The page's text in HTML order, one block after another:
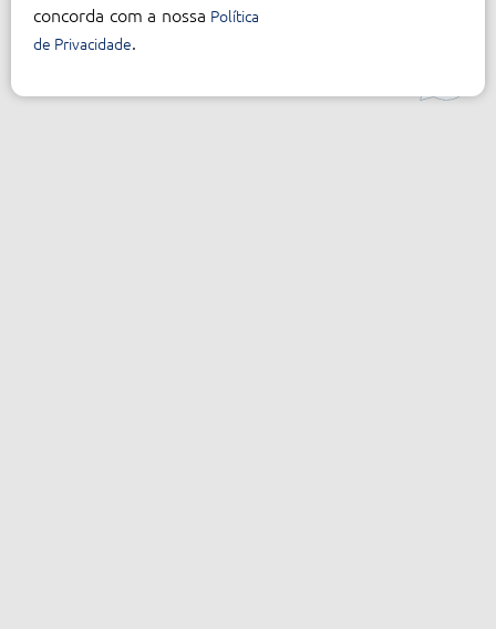
concorda com a nossa Política
de Privacidade.